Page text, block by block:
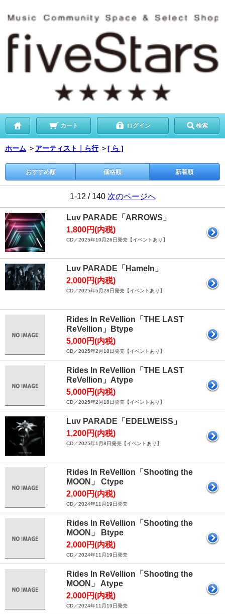
カート ログイン 検索
ホーム ＞ アーティスト｜ら行 ＞[ ら ]
おすすめ順 価格順 新着順
1-12 / 140 次のページへ
Luv PARADE「ARROWS」
1,800円(内税)
CD／2025年10月26日発売【イベントあり】
Luv PARADE「Hameln」
2,000円(内税)
CD／2025年5月28日発売【イベントあり】
Rides In ReVellion「THE LAST
ReVellion」Btype
5,000円(内税)
CD／2025年2月18日発売【イベントあり】
Rides In ReVellion「THE LAST
ReVellion」Atype
5,000円(内税)
CD／2025年2月18日発売【イベントあり】
Luv PARADE「EDELWEISS」
1,200円(内税)
CD／2025年1月8日発売【イベントあり】
Rides In ReVellion「Shooting the
MOON」 Ctype
2,000円(内税)
CD／2024年11月19日発売
Rides In ReVellion「Shooting the
MOON」 Btype
2,000円(内税)
CD／2024年11月19日発売
Rides In ReVellion「Shooting the
MOON」 Atype
2,000円(内税)
CD／2024年11月19日発売